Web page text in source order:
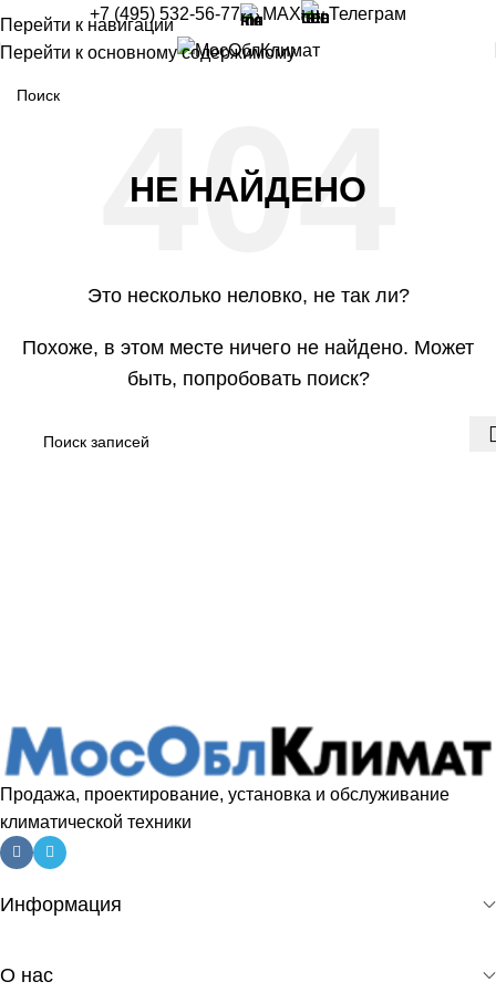
Перейти к навигации
Перейти к основному содержимому
+7 (495) 532-56-77 MAX Телеграм
НЕ НАЙДЕНО
Это несколько неловко, не так ли?
Похоже, в этом месте ничего не найдено. Может
быть, попробовать поиск?
Продажа, проектирование, установка и обслуживание
климатической техники
Информация
О нас